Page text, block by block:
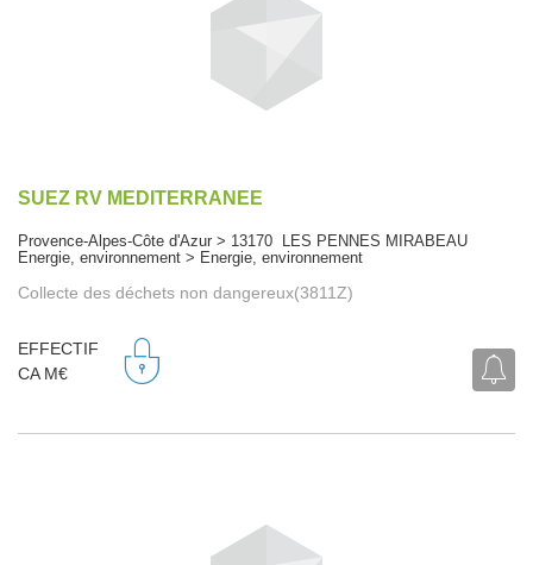
SUEZ RV MEDITERRANEE
Provence-Alpes-Côte d'Azur > 13170 LES PENNES MIRABEAU
Energie, environnement > Energie, environnement
Collecte des déchets non dangereux(3811Z)
EFFECTIF
CA M€